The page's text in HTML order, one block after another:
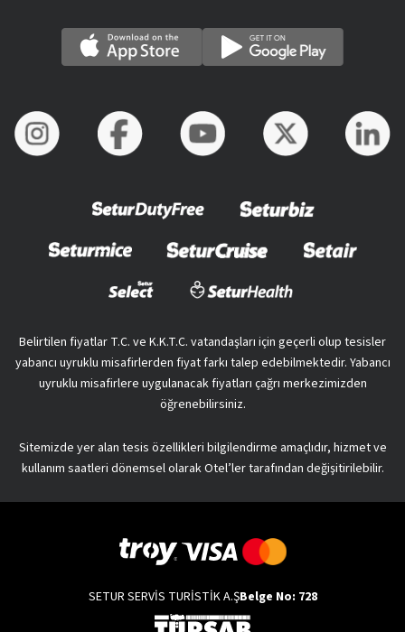
Belirtilen fiyatlar T.C. ve K.K.T.C. vatandaşları için geçerli olup tesisler
yabancı uyruklu misafirlerden fiyat farkı talep edebilmektedir. Yabancı
uyruklu misafirlere uygulanacak fiyatları çağrı merkezimizden
öğrenebilirsiniz.
Sitemizde yer alan tesis özellikleri bilgilendirme amaçlıdır, hizmet ve
kullanım saatleri dönemsel olarak Otel’ler tarafından değişitirilebilir.
SETUR SERVİS TURİSTİK A.ŞBelge No: 728